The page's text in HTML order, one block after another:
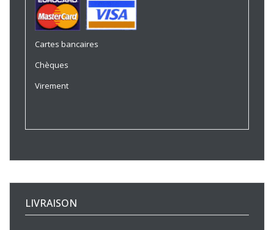
Cartes bancaires
Chèques
Virement
LIVRAISON